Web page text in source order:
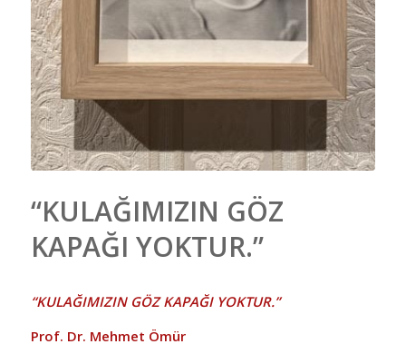
“KULAĞIMIZIN GÖZ
KAPAĞI YOKTUR.”
“KULAĞIMIZIN GÖZ KAPAĞI YOKTUR.”
Prof. Dr. Mehmet Ömür